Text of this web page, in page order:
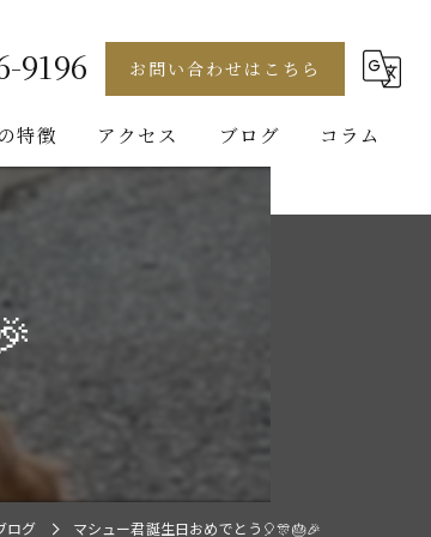
9196 お問い合わせはこちら
特徴
ルドッグ
レトリバー
リーゼ
アクセス ブログ コラム
ログ マシュー君誕生日おめでとう🎈🎊🎂🎉